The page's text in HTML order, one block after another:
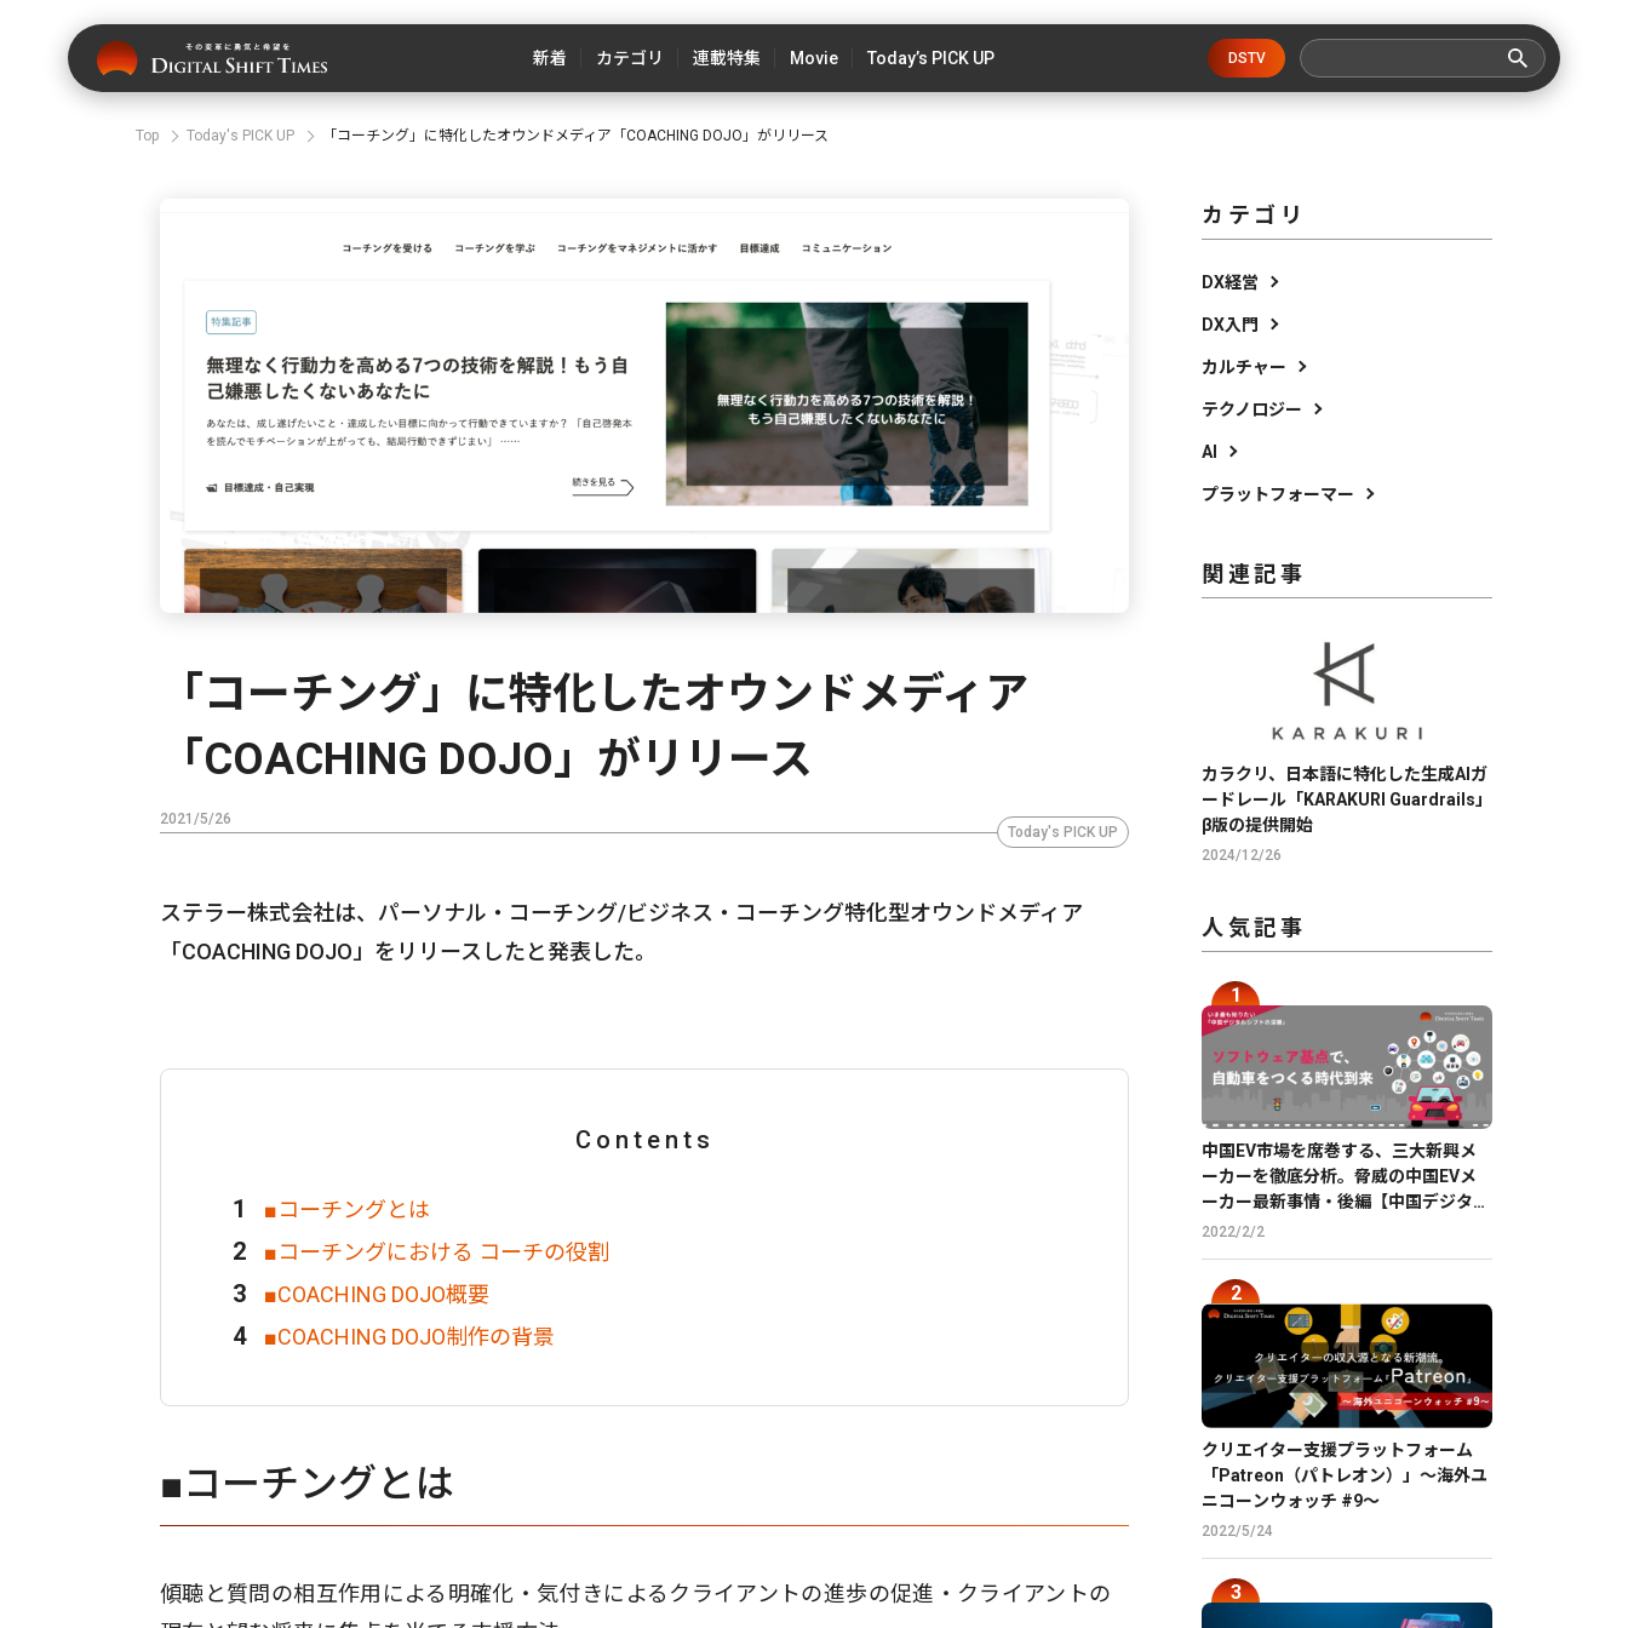
新着 カテゴリ 連載特集 Movie Today’s PICK UP DSTV
Top Today's PICK UP 「コーチング」に特化したオウンドメディア「COACHING DOJO」がリリース
「コーチング」に特化したオウンドメディア
「COACHING DOJO」がリリース
2021/5/26
Today's PICK UP
ステラー株式会社は、パーソナル・コーチング/ビジネス・コーチング特化型オウンドメディア
「COACHING DOJO」をリリースしたと発表した。
Contents
■コーチングとは
■コーチングにおける コーチの役割
■COACHING DOJO概要
■COACHING DOJO制作の背景
■コーチングとは
傾聴と質問の相互作用による明確化・気付きによるクライアントの進歩の促進・クライアントの
カテゴリ
DX経営
DX入門
カルチャー
テクノロジー
AI
プラットフォーマー
関連記事
カラクリ、日本語に特化した生成AIガ
ードレール「KARAKURI Guardrails」
β版の提供開始
2024/12/26
人気記事
中国EV市場を席巻する、三大新興メ
ーカーを徹底分析。脅威の中国EVメ
ーカー最新事情・後編【中国デジタル
企業最前線】
2022/2/2
クリエイター支援プラットフォーム
「Patreon（パトレオン）」〜海外ユ
ニコーンウォッチ #9〜
2022/5/24